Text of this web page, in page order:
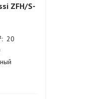
ZFH/S-
20